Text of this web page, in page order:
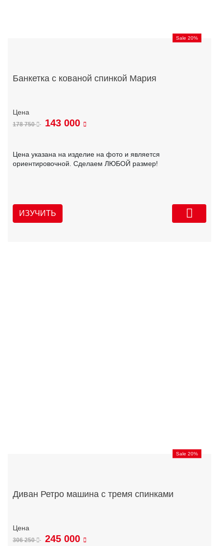
Sale 20%
Банкетка с кованой спинкой Мария
178 750 143 000
Цена указана на изделие на фото и является
ориентировочной. Сделаем ЛЮБОЙ размер!
ИЗУЧИТЬ
Sale 20%
Диван Ретро машина с тремя спинками
306 250 245 000